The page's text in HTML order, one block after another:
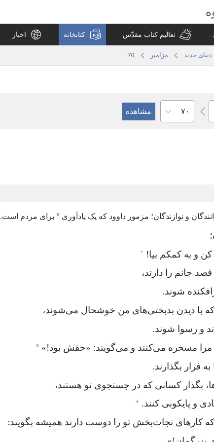
تعالیم کتاب مقدّس کتابخانه اخبار
جدید مزامیر 70
فصل
و نوازندگان؛‏ مزمور داوود که یک یادآوری * برای مردم است.‏
و به کمکم بیا!‏ +
جانم را دارند،‏
شوند.‏
با دیدن بدبختی‌های من خوشحال می‌شوند،‏
و رسوا شوند.‏
مرا مسخره می‌کنند و می‌گویند:‏ «حقش بود!‏»‏ *
به فرار بگذارند.‏
بگذار کسانی که در جستجوی تو هستند،‏
و پایکوبی کنند.‏ +
کارهای نجات‌بخش تو را دوست دارند همیشه بگویند:‏